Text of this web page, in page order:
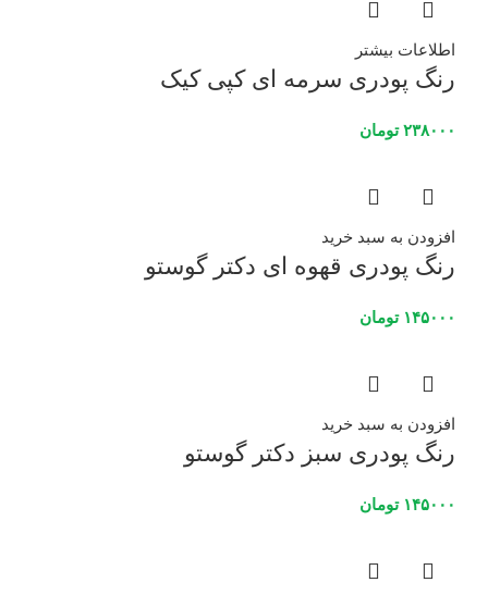
اطلاعات بیشتر
رنگ پودری سرمه ای کپی کیک
۲۳۸۰۰۰ تومان
افزودن به سبد خرید
رنگ پودری قهوه ای دکتر گوستو
۱۴۵۰۰۰ تومان
افزودن به سبد خرید
رنگ پودری سبز دکتر گوستو
۱۴۵۰۰۰ تومان